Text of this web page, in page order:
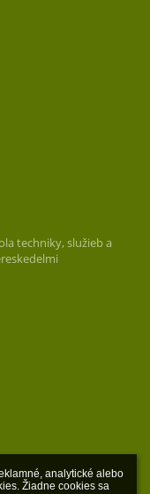
analytické alebo
Žiadne cookies sa
techniky, služieb a